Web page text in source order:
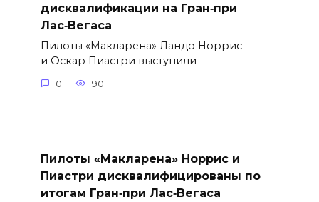
дисквалификации на Гран‑при
Лас‑Вегаса
Пилоты «Макларена» Ландо Норрис
и Оскар Пиастри выступили
0 90
Пилоты «Макларена» Норрис и
Пиастри дисквалифицированы по
итогам Гран‑при Лас‑Вегаса